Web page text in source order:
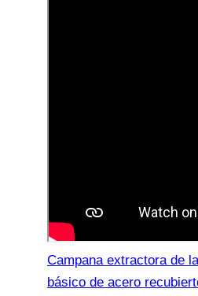
Campana extractora de
básico de acero